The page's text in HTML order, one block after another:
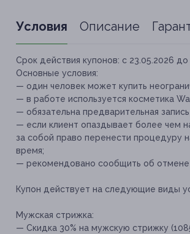
Условия Описание
Срок действия купонов: с 23.05.2026 до
Основные условия:
— один человек может купить
— в работе используется косметика
— обязательна предварительная
— если клиент опаздывает более чем
за собой право перенести процедуру
время;
— рекомендовано сообщить об отмене
Купон действует на следующие виды
Мужская стрижка:
— Скидка 30% на мужскую стрижку